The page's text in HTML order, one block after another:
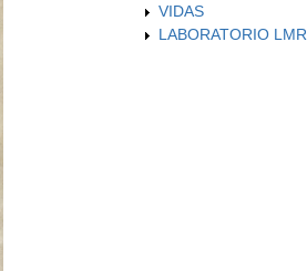
VIDAS
LABORATORIO LMR